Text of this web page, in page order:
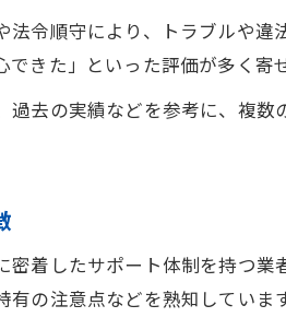
令順守により、トラブルや
きた」といった評価が多く寄
去の実績などを参考に、複
着したサポート体制を持つ
の注意点などを熟知しています